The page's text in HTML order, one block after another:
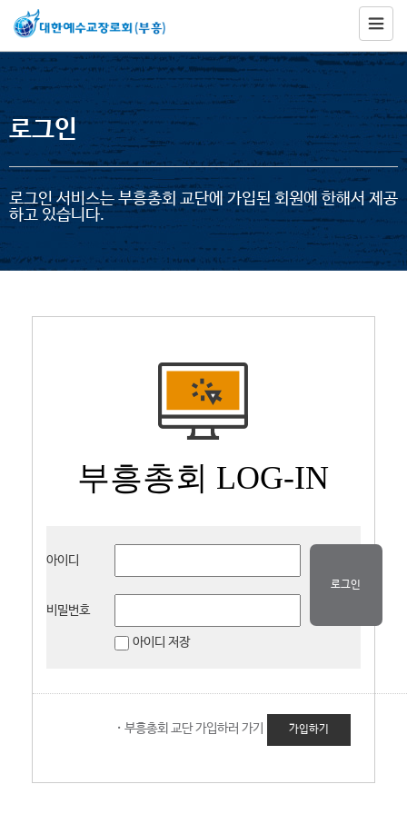
로그인
로그인 서비스는 부흥총회 교단에 가입된 회원에 한해서 제공
하고 있습니다.
부흥총회 LOG-IN
아이디
비밀번호
아이디 저장
로그인
· 부흥총회 교단 가입하러 가기 가입하기